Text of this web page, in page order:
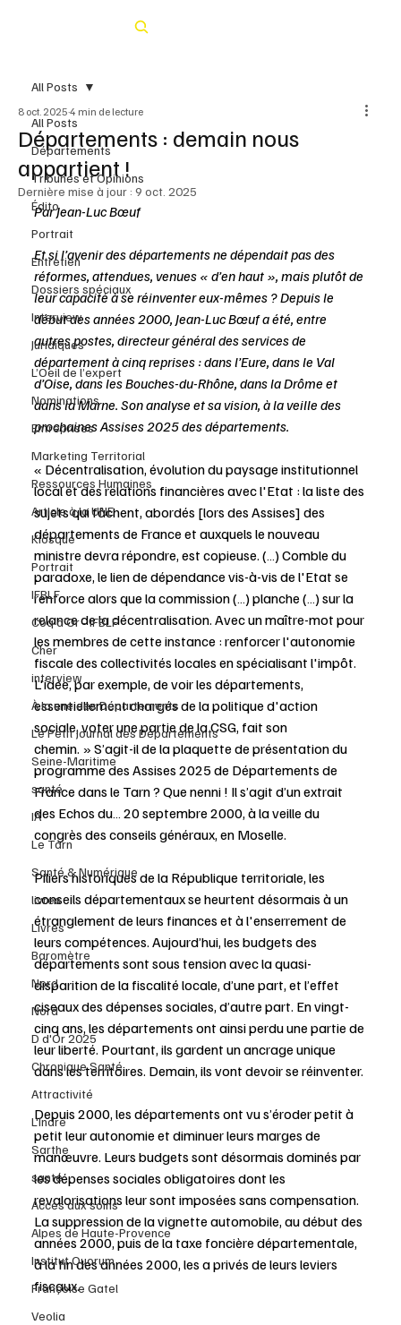
All Posts
Départements
Tribunes et Opinions
Édito
Portrait
Entretien
Dossiers spéciaux
Interview
Juridiques
L’Oeil de l’expert
Nominations
Entreprises
Marketing Territorial
Ressources Humaines
Article à la UNE
Kiosque
Portrait
IFBLF
Coq d'Or - IFBLF
Cher
interview
À la une des Départements
Le Petit Journal des Départements
Seine-Maritime
santé
IA
Le Tarn
Santé & Numérique
livres
Livres
Baromètre
Nord
Nord
D d'Or 2025
Chronique Santé
Attractivité
L'Indre
Sarthe
santé
Accès aux soins
Alpes de Haute-Provence
Institut Quorum
Françoise Gatel
Veolia
All Posts
Départements : demain nous
appartient !
8 oct. 2025 4 min de lecture
Dernière mise à jour : 9 oct. 2025
Par Jean-Luc Bœuf
Et si l’avenir des départements ne dépendait pas des
réformes, attendues, venues « d’en haut », mais plutôt de
leur capacité à se réinventer eux-mêmes ? Depuis le
début des années 2000, Jean-Luc Bœuf a été, entre
autres postes, directeur général des services de
département à cinq reprises : dans l’Eure, dans le Val
d’Oise, dans les Bouches-du-Rhône, dans la Drôme et
dans la Marne. Son analyse et sa vision, à la veille des
prochaines Assises 2025 des départements.
« Décentralisation, évolution du paysage institutionnel
local et des relations financières avec l'Etat : la liste des
sujets qui fâchent, abordés [lors des Assises] des
départements de France et auxquels le nouveau
ministre devra répondre, est copieuse. (…) Comble du
paradoxe, le lien de dépendance vis-à-vis de l'Etat se
renforce alors que la commission (…) planche (…) sur la
relance de la décentralisation. Avec un maître-mot pour
les membres de cette instance : renforcer l'autonomie
fiscale des collectivités locales en spécialisant l'impôt.
L'idée, par exemple, de voir les départements,
essentiellement chargés de la politique d'action
sociale, voter une partie de la CSG, fait son
chemin. » S’agit-il de la plaquette de présentation du
programme des Assises 2025 de Départements de
France dans le Tarn ? Que nenni ! Il s’agit d’un extrait
des Echos du… 20 septembre 2000, à la veille du
congrès des conseils généraux, en Moselle.
Piliers historiques de la République territoriale, les
conseils départementaux se heurtent désormais à un
étranglement de leurs finances et à l'enserrement de
leurs compétences. Aujourd’hui, les budgets des
départements sont sous tension avec la quasi-
disparition de la fiscalité locale, d’une part, et l’effet
ciseaux des dépenses sociales, d’autre part. En vingt-
cinq ans, les départements ont ainsi perdu une partie de
leur liberté. Pourtant, ils gardent un ancrage unique
dans les territoires. Demain, ils vont devoir se réinventer.
Depuis 2000, les départements ont vu s’éroder petit à
petit leur autonomie et diminuer leurs marges de
manœuvre. Leurs budgets sont désormais dominés par
les dépenses sociales obligatoires dont les
revalorisations leur sont imposées sans compensation.
La suppression de la vignette automobile, au début des
années 2000, puis de la taxe foncière départementale,
à la fin des années 2000, les a privés de leurs leviers
fiscaux.